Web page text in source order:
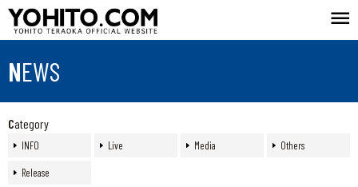
NEWS
Category
INFO Live Media Others
Release